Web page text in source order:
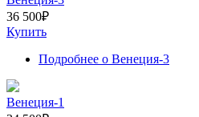
36 500₽
Купить
Подробнее о Венеция-3
Венеция-1